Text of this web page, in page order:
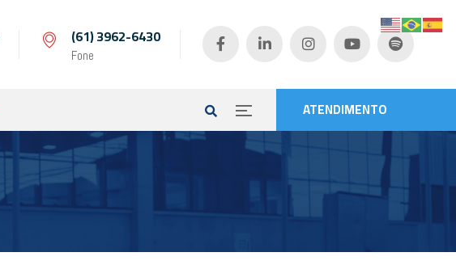
(61) 3962-6430
Fone
ATENDIMENTO